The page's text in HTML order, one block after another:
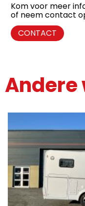
Kom voor meer
of neem contact
CONTACT
Andere